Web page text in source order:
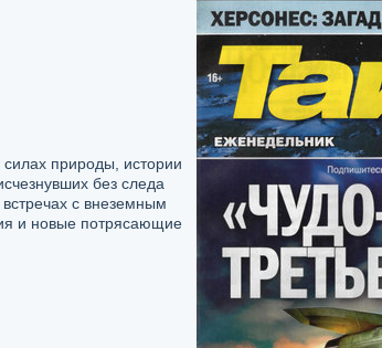
природы, истории
без следа
с внеземным
и новые потрясающие